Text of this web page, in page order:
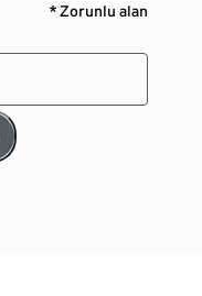
* Zorunlu alan